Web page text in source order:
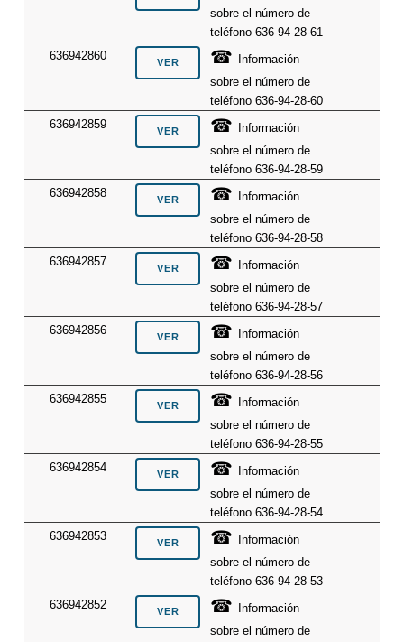
sobre el número de
teléfono 636-94-28-61
636942860
☎
Información
sobre el número de
teléfono 636-94-28-60
636942859
☎
Información
sobre el número de
teléfono 636-94-28-59
636942858
☎
Información
sobre el número de
teléfono 636-94-28-58
636942857
☎
Información
sobre el número de
teléfono 636-94-28-57
636942856
☎
Información
sobre el número de
teléfono 636-94-28-56
636942855
☎
Información
sobre el número de
teléfono 636-94-28-55
636942854
☎
Información
sobre el número de
teléfono 636-94-28-54
636942853
☎
Información
sobre el número de
teléfono 636-94-28-53
636942852
☎
Información
sobre el número de